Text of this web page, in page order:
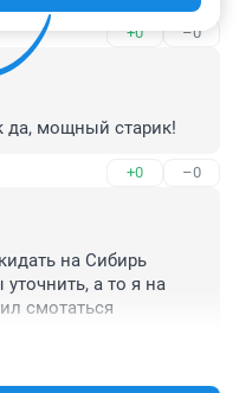
+0 –0
да, мощный старик!
+0 –0
на Сибирь
а то я на
смотаться